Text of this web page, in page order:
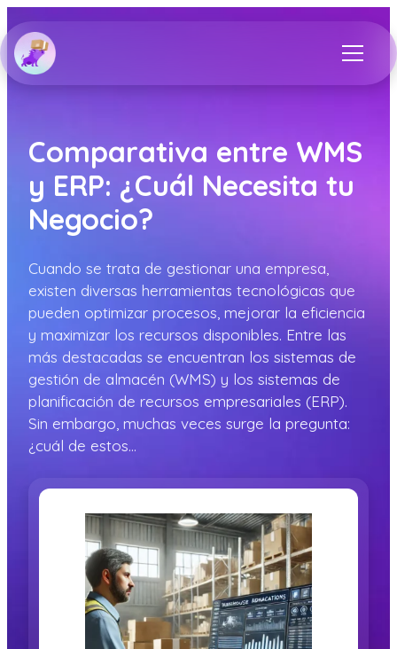
Comparativa entre WMS
y ERP: ¿Cuál Necesita tu
Negocio?
Cuando se trata de gestionar una empresa,
existen diversas herramientas tecnológicas que
pueden optimizar procesos, mejorar la eficiencia
y maximizar los recursos disponibles. Entre las
más destacadas se encuentran los sistemas de
gestión de almacén (WMS) y los sistemas de
planificación de recursos empresariales (ERP).
Sin embargo, muchas veces surge la pregunta:
¿cuál de estos…